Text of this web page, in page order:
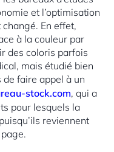
et l’optimisation
En effet,
à la couleur par
des coloris parfois
mais étudié bien
faire appel à un
stock.com, qui a
pour lesquels la
reviennent